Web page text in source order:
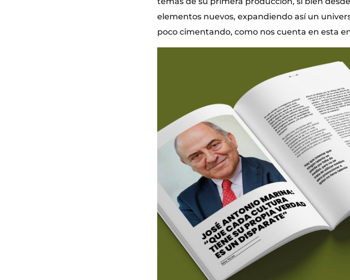
elementos nuevos, expandiendo así un
poco cimentando, como nos cuenta en esta